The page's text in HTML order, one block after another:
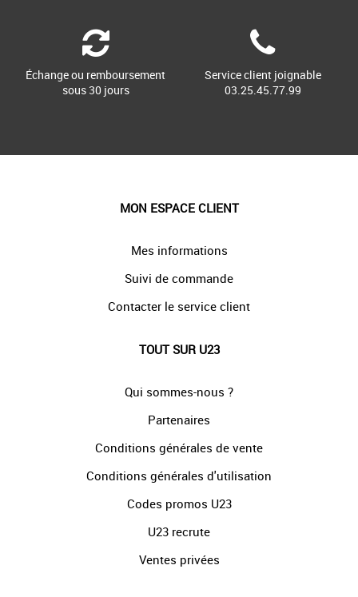
Échange ou remboursement
sous 30 jours
Service client joignable
03.25.45.77.99
MON ESPACE CLIENT
Mes informations
Suivi de commande
Contacter le service client
TOUT SUR U23
Qui sommes-nous ?
Partenaires
Conditions générales de vente
Conditions générales d'utilisation
Codes promos U23
U23 recrute
Ventes privées